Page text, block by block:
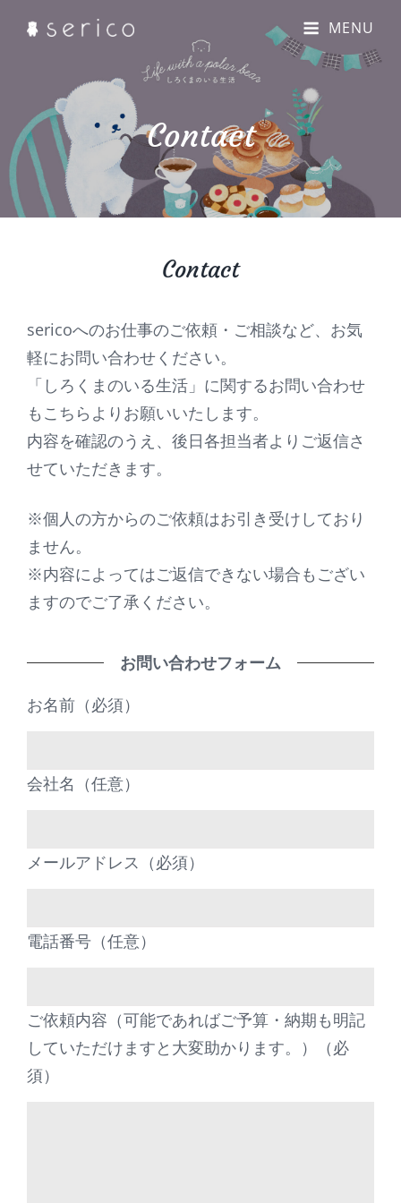
MENU
Contact
Contact
sericoへのお仕事のご依頼・ご相談など、お気
軽にお問い合わせください。
「しろくまのいる生活」に関するお問い合わせ
もこちらよりお願いいたします。
内容を確認のうえ、後日各担当者よりご返信さ
せていただきます。
※個人の方からのご依頼はお引き受けしており
ません。
※内容によってはご返信できない場合もござい
ますのでご了承ください。
お問い合わせフォーム
お名前（必須）
会社名（任意）
メールアドレス（必須）
電話番号（任意）
ご依頼内容（可能であればご予算・納期も明記
していただけますと大変助かります。）（必
須）